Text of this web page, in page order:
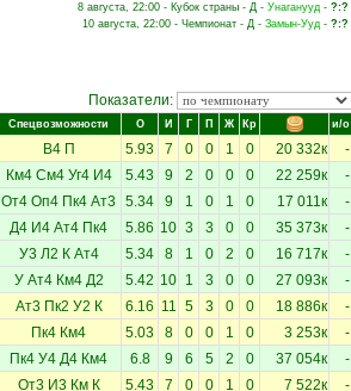
8 августа, 22:00 - Кубок страны - Д - Унаганууд - ?:?
10 августа, 22:00 - Чемпионат - Д - Замын-Ууд - ?:?
Показатели:
Спецвозможности О И Г П Ж Кр и/о
В4 П 5.93 7 0 0 1 0 20 332к -
Км4 См4 Уг4 И4 5.43 9 2 0 0 0 22 259к -
От4 Оп4 Пк4 Ат3 5.34 9 1 0 1 0 17 011к -
Д4 И4 Ат4 Пк4 5.86 10 3 3 0 0 35 373к -
У3 Л2 К Ат4 5.34 8 1 0 2 0 16 717к -
У Ат4 Км4 Д2 5.42 10 1 3 0 0 27 093к -
Ат3 Пк2 У2 К 6.16 11 5 3 0 0 18 886к -
Пк4 Км4 5.03 8 0 0 1 0 3 253к -
Пк4 У4 Д4 Км4 6.8 9 6 5 2 0 37 054к -
От3 И3 Км К 5.43 7 0 0 1 0 7 522к -